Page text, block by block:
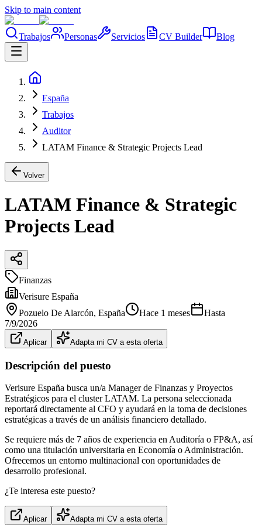
Skip to main content
Trabajos Personas Servicios CV Builder Blog
España
Trabajos
Auditor
LATAM Finance & Strategic Projects Lead
Volver
LATAM Finance & Strategic
Projects Lead
Finanzas
Verisure España
Pozuelo De Alarcón, España Hace 1 meses
Hasta
7/9/2026
Aplicar Adapta mi CV a esta oferta
Descripción del puesto
Verisure España busca un/a Manager de Finanzas y Proyectos
Estratégicos para el cluster LATAM. La persona seleccionada
reportará directamente al CFO y ayudará en la toma de decisiones
estratégicas a través de un análisis financiero detallado.
Se requiere más de 7 años de experiencia en Auditoría o FP&A, así
como una titulación universitaria en Economía o Administración.
Ofrecemos un entorno multinacional con oportunidades de
desarrollo profesional.
¿Te interesa este puesto?
Aplicar Adapta mi CV a esta oferta